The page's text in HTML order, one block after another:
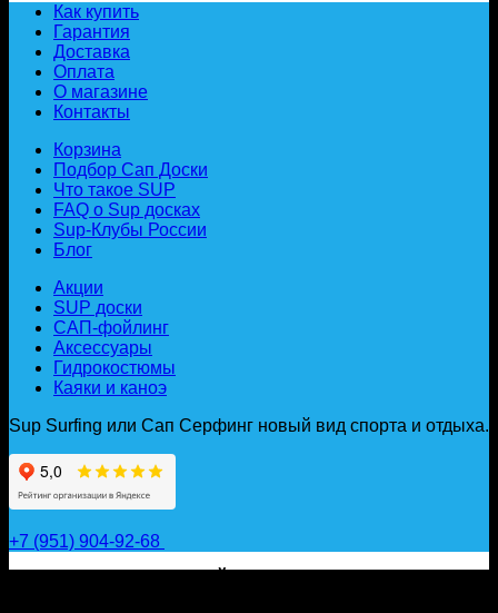
Как купить
Гарантия
Доставка
Оплата
О магазине
Контакты
Корзина
Подбор Сап Доски
Что такое SUP
FAQ о Sup досках
Sup-Клубы России
Блог
Акции
SUP доски
САП-фойлинг
Аксессуары
Гидрокостюмы
Каяки и каноэ
Sup Surfing или Сап Серфинг новый вид спорта и отдыха.
+7 (951) 904-92-68